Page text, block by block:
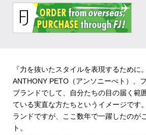
『力を抜いたスタイルを表現するために。
ANTHONY PETO（アンソニーぺト）、
ブランドでして、自分たちの目の届く範
ている実直な方たちというイメージです
ランドですが、ここ数年で一躍したのが
ト。